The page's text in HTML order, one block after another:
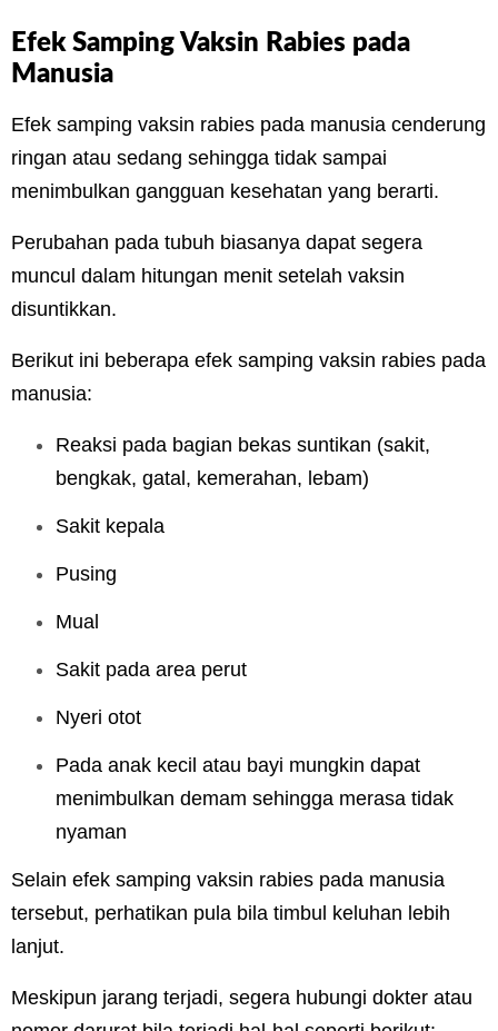
Efek Samping Vaksin Rabies pada
Manusia
Efek samping vaksin rabies pada manusia cenderung
ringan atau sedang sehingga tidak sampai
menimbulkan gangguan kesehatan yang berarti.
Perubahan pada tubuh biasanya dapat segera
muncul dalam hitungan menit setelah vaksin
disuntikkan.
Berikut ini beberapa efek samping vaksin rabies pada
manusia:
Reaksi pada bagian bekas suntikan (sakit,
bengkak, gatal, kemerahan, lebam)
Sakit kepala
Pusing
Mual
Sakit pada area perut
Nyeri otot
Pada anak kecil atau bayi mungkin dapat
menimbulkan demam sehingga merasa tidak
nyaman
Selain efek samping vaksin rabies pada manusia
tersebut, perhatikan pula bila timbul keluhan lebih
lanjut.
Meskipun jarang terjadi, segera hubungi dokter atau